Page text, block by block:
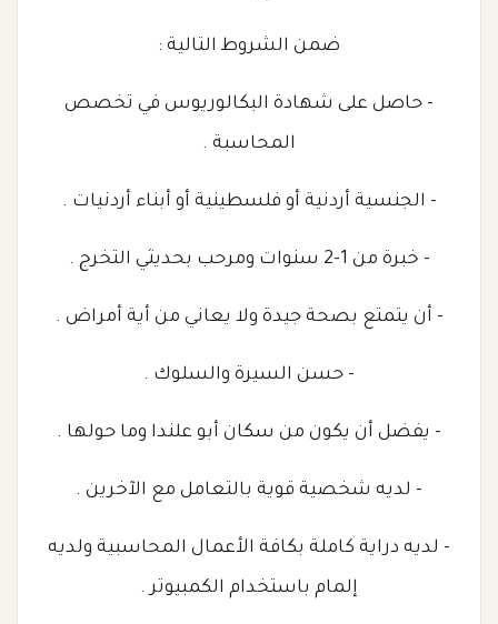
ضمن الشروط التالية :
- حاصل على شهادة البكالوريوس في تخصص
المحاسبة .
- الجنسية أردنية أو فلسطينية أو أبناء أردنيات .
- خبرة من 1-2 سنوات ومرحب بحديثي التخرج .
- أن يتمتع بصحة جيدة ولا يعاني من أية أمراض .
- حسن السيرة والسلوك .
- يفضل أن يكون من سكان أبو علندا وما حولها .
- لديه شخصية قوية بالتعامل مع الآخرين .
- لديه دراية كاملة بكافة الأعمال المحاسبية ولديه
إلمام باستخدام الكمبيوتر .